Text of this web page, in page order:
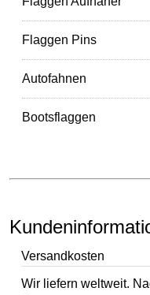
Flaggen Pins
Autofahnen
Bootsflaggen
Versandkosten
Wir liefern weltweit.